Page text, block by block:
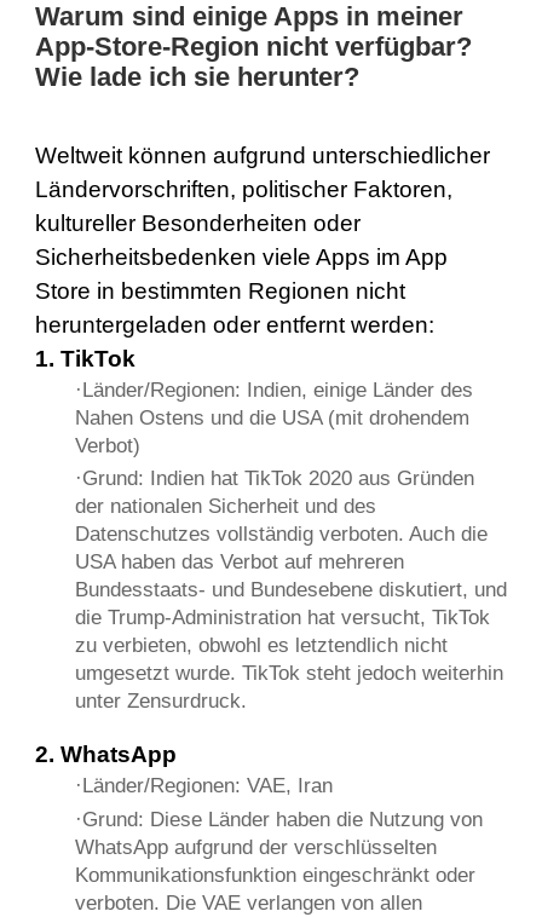
Warum sind einige Apps in meiner
App-Store-Region nicht verfügbar?
Wie lade ich sie herunter?
Weltweit können aufgrund unterschiedlicher
Ländervorschriften, politischer Faktoren,
kultureller Besonderheiten oder
Sicherheitsbedenken viele Apps im App
Store in bestimmten Regionen nicht
heruntergeladen oder entfernt werden:
1. TikTok
·Länder/Regionen: Indien, einige Länder des
Nahen Ostens und die USA (mit drohendem
Verbot)
·Grund: Indien hat TikTok 2020 aus Gründen
der nationalen Sicherheit und des
Datenschutzes vollständig verboten. Auch die
USA haben das Verbot auf mehreren
Bundesstaats- und Bundesebene diskutiert, und
die Trump-Administration hat versucht, TikTok
zu verbieten, obwohl es letztendlich nicht
umgesetzt wurde. TikTok steht jedoch weiterhin
unter Zensurdruck.
2. WhatsApp
·Länder/Regionen: VAE, Iran
·Grund: Diese Länder haben die Nutzung von
WhatsApp aufgrund der verschlüsselten
Kommunikationsfunktion eingeschränkt oder
verboten. Die VAE verlangen von allen